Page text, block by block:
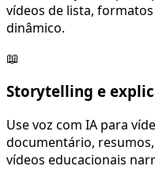
vídeos de lista,
dinâmico.
📖
Storytelling e
Use voz com IA para
documentário,
vídeos educacionais